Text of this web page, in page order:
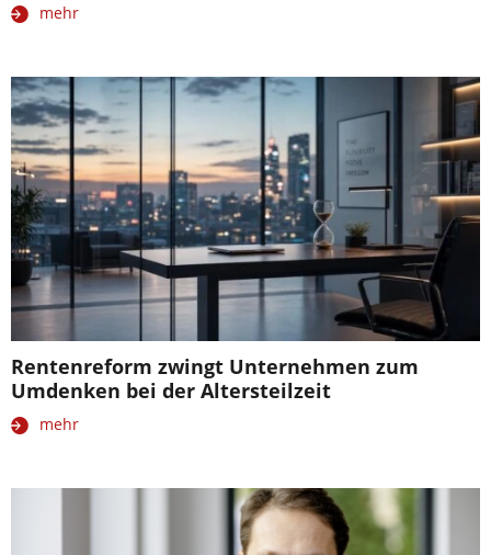
mehr
Rentenreform zwingt Unternehmen zum
Umdenken bei der Altersteilzeit
mehr